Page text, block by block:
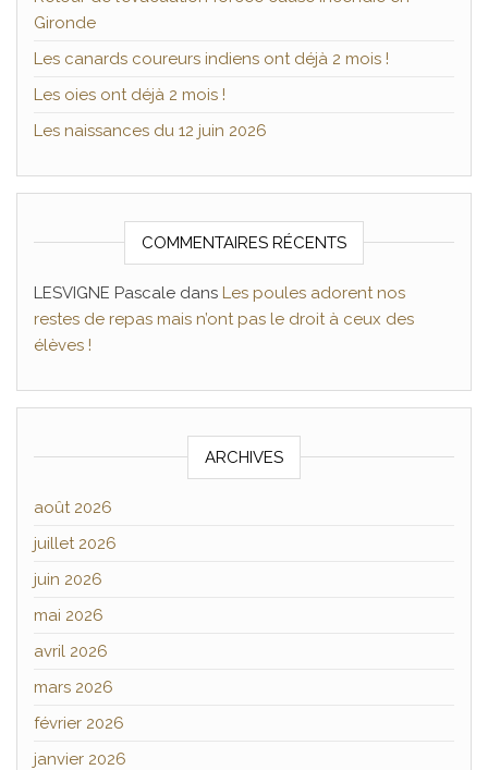
Gironde
Les canards coureurs indiens ont déjà 2 mois !
Les oies ont déjà 2 mois !
Les naissances du 12 juin 2026
COMMENTAIRES RÉCENTS
LESVIGNE Pascale dans Les poules adorent nos
restes de repas mais n’ont pas le droit à ceux des
élèves !
ARCHIVES
août 2026
juillet 2026
juin 2026
mai 2026
avril 2026
mars 2026
février 2026
janvier 2026